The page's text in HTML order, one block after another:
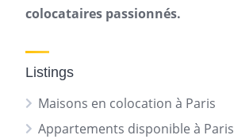
colocataires passionnés.
Listings
Maisons en colocation à Paris
Appartements disponible à Paris